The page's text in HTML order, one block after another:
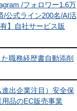
/フォロワー1.6万
/公式ライン200名/AI活
】自社サービス販
職務経歴書自動添削
進出企業注目）安全保
品のEC販売事業